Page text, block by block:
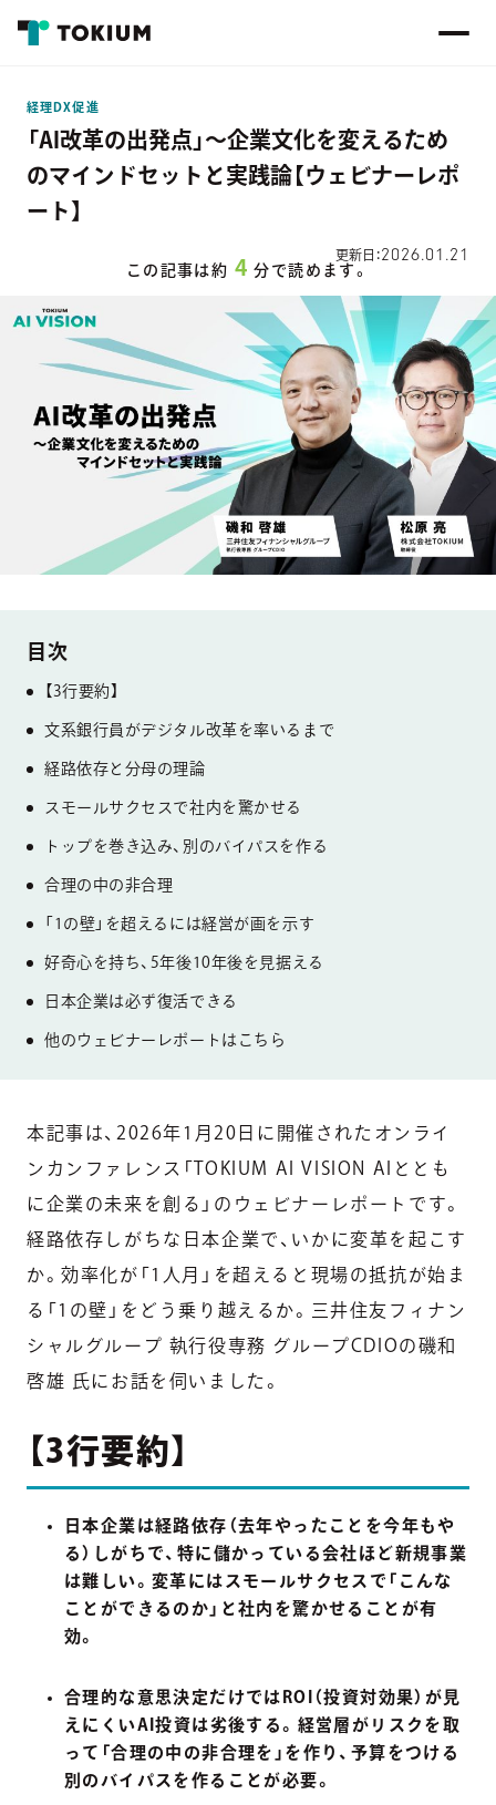
経理DX促進
「AI改革の出発点」～企業文化を変えるため
のマインドセットと実践論【ウェビナーレポ
ート】
更新日：2026.01.21
この記事は約 4分で読めます。
【3行要約】
文系銀行員がデジタル改革を率いるまで
経路依存と分母の理論
スモールサクセスで社内を驚かせる
トップを巻き込み、別のバイパスを作る
合理の中の非合理
「1の壁」を超えるには経営が画を示す
好奇心を持ち、5年後10年後を見据える
日本企業は必ず復活できる
他のウェビナーレポートはこちら
本記事は、2026年1月20日に開催されたオンライ
ンカンファレンス「TOKIUM AI VISION AIととも
に企業の未来を創る」のウェビナーレポートです。
経路依存しがちな日本企業で、いかに変革を起こす
か。効率化が「1人月」を超えると現場の抵抗が始ま
る「1の壁」をどう乗り越えるか。三井住友フィナン
シャルグループ 執行役専務 グループCDIOの磯和
啓雄 氏にお話を伺いました。
【3行要約】
日本企業は経路依存（去年やったことを今年もや
る）しがちで、特に儲かっている会社ほど新規事業
は難しい。変革にはスモールサクセスで「こんな
ことができるのか」と社内を驚かせることが有
効。
合理的な意思決定だけではROI（投資対効果）が見
えにくいAI投資は劣後する。経営層がリスクを取
って「合理の中の非合理を」を作り、予算をつける
別のバイパスを作ることが必要。